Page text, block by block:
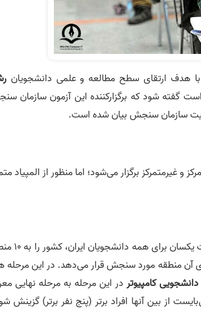
هدف ارتقای سطح مطالعه و علمی دانشجویان
گفته شود که برگزارکننده این آزمون سازمان
سازمان سنجش بیان شده است.
و غیرمتمرکز برگزار می‌شود؛ اما منظور از المپیاد
وزارت علوم، تحقیقات و فناوری به‌منظور تسهیل
آن منطقه مورد سنجش قرار می‌دهد. در این مرحله
دانشجویی کامپیوتر در این مرحله به مرحله نهایی
متقاضیان هر منطقه بیش از 5 نفر باشد، می‌بایست از بین آنها افراد برتر (پنج نفر برتر)